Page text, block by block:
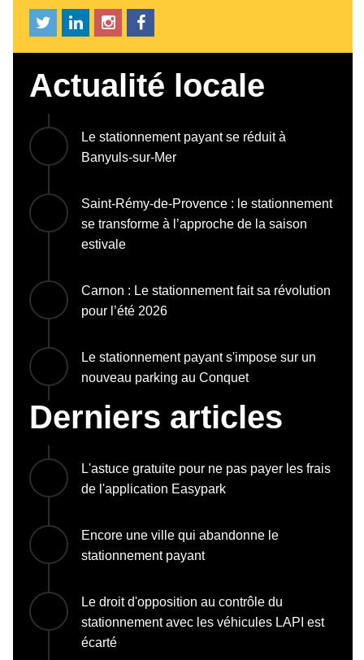
Actualité locale
Le stationnement payant se réduit à
Banyuls-sur-Mer
Saint-Rémy-de-Provence : le stationnement
se transforme à l’approche de la saison
estivale
Carnon : Le stationnement fait sa révolution
pour l’été 2026
Le stationnement payant s'impose sur un
nouveau parking au Conquet
Derniers articles
L'astuce gratuite pour ne pas payer les frais
de l'application Easypark
Encore une ville qui abandonne le
stationnement payant
Le droit d'opposition au contrôle du
stationnement avec les véhicules LAPI est
écarté